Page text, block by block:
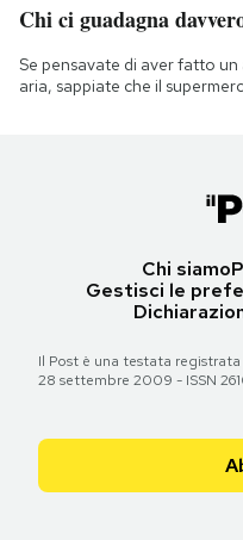
Chi ci guadagna
Se pensavate di aver fatto
aria, sappiate che il
Chi siamo
Gestisci le
Il Post è una testata
28 settembre 2009 - ISSN